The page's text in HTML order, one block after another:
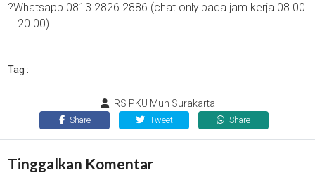
?Whatsapp 0813 2826 2886 (chat only pada jam kerja 08.00
– 20.00)
Tag :
RS PKU Muh Surakarta
Share Tweet Share
Tinggalkan Komentar